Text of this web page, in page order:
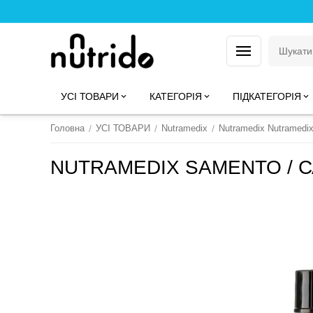
УСІ ТОВАРИ КАТЕГОРІЯ ПІДКАТЕГОРІЯ
Головна / УСІ ТОВАРИ / Nutramedix / Nutramedix Nutramedix
NUTRAMEDIX SAMENTO